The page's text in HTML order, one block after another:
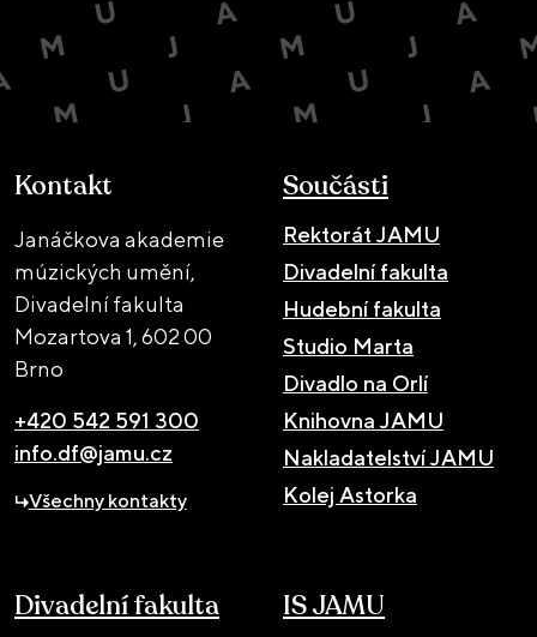
Kontakt
Janáčkova akademie
múzických umění,
Divadelní fakulta
Mozartova 1,602 00
Brno
+420 542 591 300
info.df@jamu.cz
Všechny kontakty
Součásti
Rektorát JAMU
Divadelní fakulta
Hudební fakulta
Studio Marta
Divadlo na Orlí
Knihovna JAMU
Nakladatelství JAMU
Kolej Astorka
Divadelní fakulta IS JAMU